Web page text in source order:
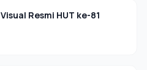
Resmi HUT ke-81